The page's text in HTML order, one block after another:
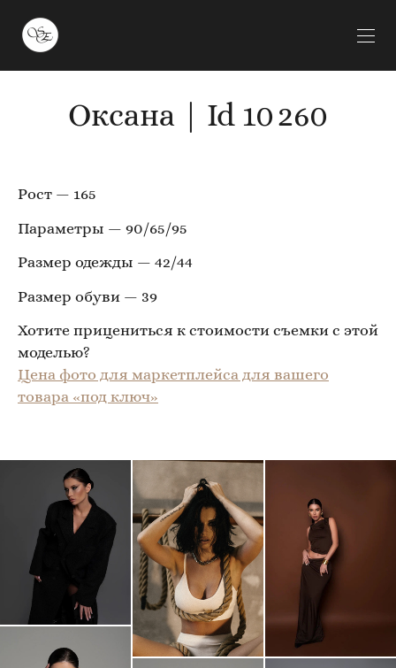
Оксана | Id 10 260
Рост — 165
Параметры — 90/65/95
Размер одежды — 42/44
Размер обуви — 39
Хотите прицениться к стоимости съемки с этой
моделью?
Цена фото для маркетплейса для вашего
товара «под ключ»